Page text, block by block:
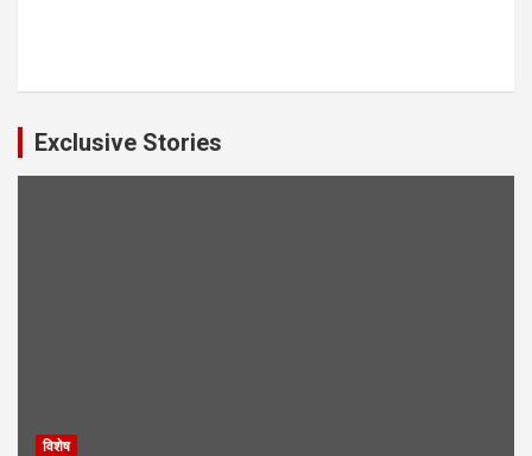
Exclusive Stories
विशेष